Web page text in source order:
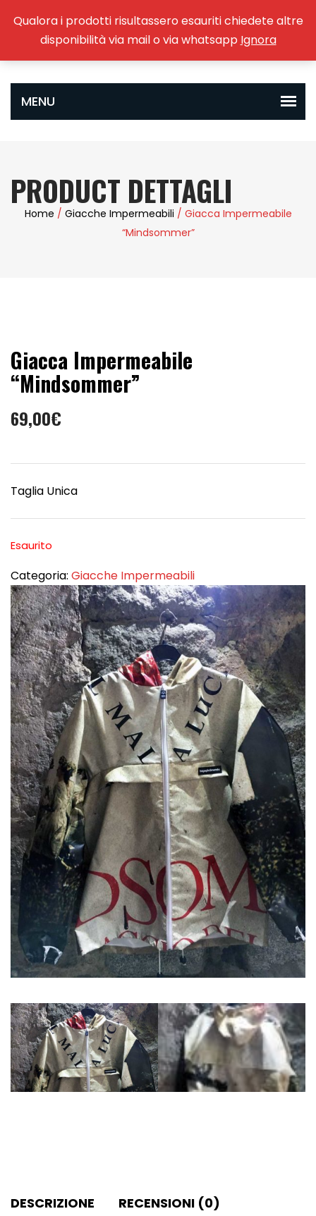
PRODUCT DETTAGLI
Home / Giacche Impermeabili / Giacca Impermeabile
“Mindsommer”
Giacca Impermeabile
“Mindsommer”
69,00€
Taglia Unica
Esaurito
Categoria: Giacche Impermeabili
DESCRIZIONE RECENSIONI (0)
Qualora i prodotti risultassero esauriti chiedete altre
disponibilità via mail o via whatsapp Ignora